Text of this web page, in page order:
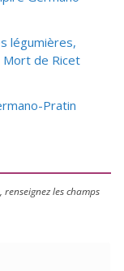
légumières,
Mort de Ricet
Pratin
les champs